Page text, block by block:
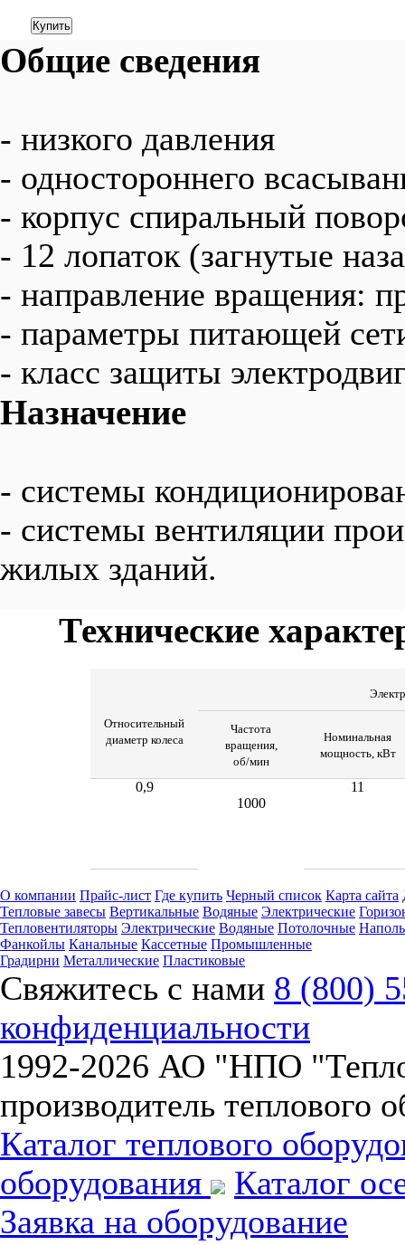
Купить
Общие сведения
- низкого давления
- одностороннего
- корпус спиральный
- 12 лопаток (загнутые
- направление вращения:
- параметры питающей
- класс защиты
Назначение
- системы
- системы вентиляции
жилых зданий.
Технические
Относительный
диаметр колеса
Частота
вращения,
об/мин
Номинальная
мощность, кВт
0,9
1000
11
О компании Прайс-лист Где купить Черный список Карта сайта
Тепловые завесы Вертикальные Водяные Электрические
Тепловентиляторы Электрические Водяные Потолочные
Фанкойлы Канальные Кассетные Промышленные
Градирни Металлические Пластиковые
Свяжитесь с нами 8 (800)
конфиденциальности
1992-2026 АО "НПО
производитель теплового
Каталог теплового
оборудования
Каталог
Заявка на оборудование